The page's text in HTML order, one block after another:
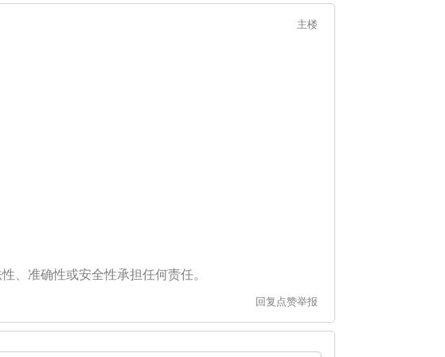
主楼
、准确性或安全性承担任何责任。
回复 点赞举报